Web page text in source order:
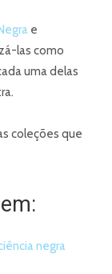
e
las como
uma delas
coleções que
negra